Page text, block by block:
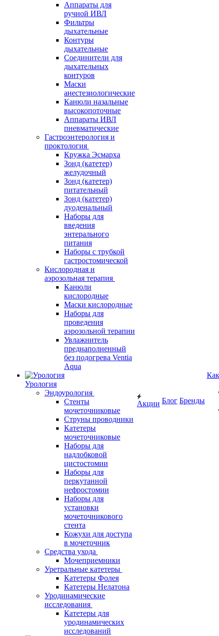
Аппараты для
ручной ИВЛ
Фильтры
дыхательные
Контуры
дыхательные
Соединители для
дыхательных
контуров
Маски
анестезиологические
Канюли назальные
высокопоточные
Аппараты ИВЛ
пневматические
Гастроэнтерология и
проктология
Кружка Эсмарха
Зонд (катетер)
желудочный
Зонд (катетер)
питательный
Зонд (катетер)
дуоденальный
Наборы для
введения
энтерального
питания
Наборы с трубкой
гастростомической
Кислородная и
аэрозольная терапия
Канюли
кислородные
Маски кислородные
Наборы для
проведения
аэрозольной терапии
Увлажнитель
преднаполненный
без подогрева Ventia
Aqua
Урология
Эндоурология
Стенты
мочеточниковые
Струны проводники
Катетеры
мочеточниковые
Наборы для
надлобковой
цистостомии
Наборы для
перкутанной
нефростомии
Наборы для
установки
мочеточникового
стента
Кожухи для доступа
в мочеточник
Средства ухода
Мочеприемники
Уретральные катетеры
Катетеры Фолея
Катетеры Нелатона
Уродинамические
исследования
Катетеры для
уродинамических
исследований
Акции Блог Бренды